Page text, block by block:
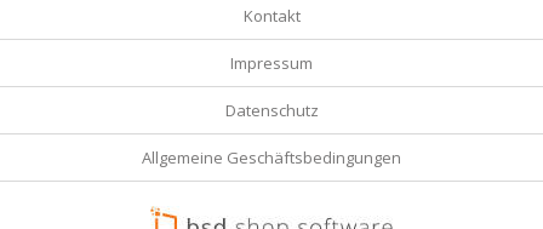
Kontakt
Impressum
Datenschutz
Allgemeine Geschäftsbedingungen